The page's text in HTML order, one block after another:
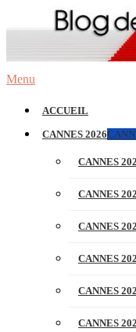
Menu
ACCUEIL
CANNES 2026
CANNES
CANNES
CANNES
CANNES
CANNES
CANNES